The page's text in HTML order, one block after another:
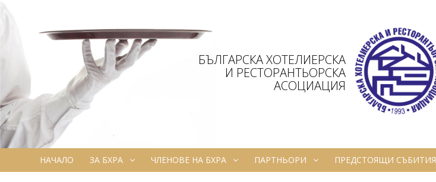
БЪЛГАРСКА ХОТЕЛИЕРСКА
И РЕСТОРАНТЬОРСКА
АСОЦИАЦИЯ
НАЧАЛО ЗА БХРА ЧЛЕНОВЕ НА БХРА ПАРТНЬОРИ ПРЕДСТОЯЩИ СЪБИТИЯ